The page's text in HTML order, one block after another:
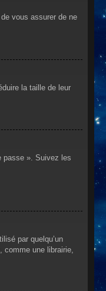
vous assurer de ne
la taille de leur
passe ». Suivez les
par quelqu’un
une librairie,